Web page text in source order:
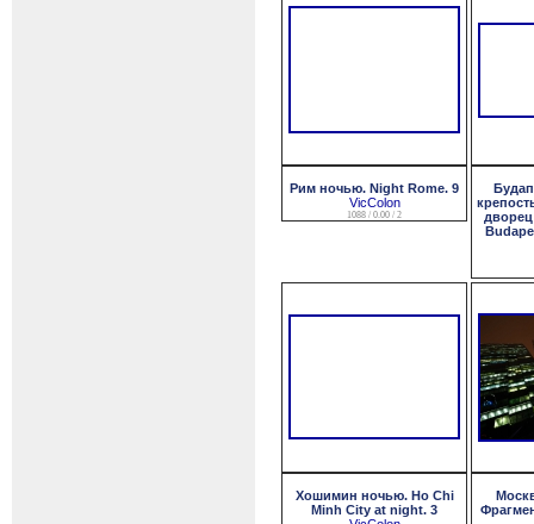
Рим ночью. Night Rome. 9
VicColon
1088 / 0.00 / 2
Хошимин ночью. Ho Chi
Minh City at night. 3